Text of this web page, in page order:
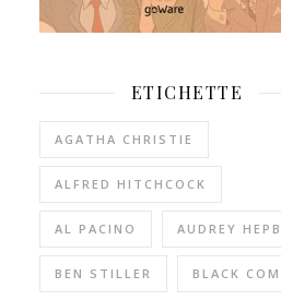
ETICHETTE
AGATHA CHRISTIE
ALFRED HITCHCOCK
AL PACINO AUDREY
BEN STILLER BLACK